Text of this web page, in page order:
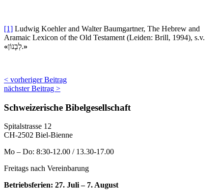
[1] Ludwig Koehler and Walter Baumgartner, The Hebrew and
Aramaic Lexicon of the Old Testament (Leiden: Brill, 1994), s.v.
«
לְבָנוֹן.»
< vorheriger Beitrag
nächster Beitrag >
Schweizerische Bibelgesellschaft
Spitalstrasse 12
CH-2502 Biel-Bienne
Mo – Do: 8:30-12.00 / 13.30-17.00
Freitags nach Vereinbarung
Betriebsferien: 27. Juli – 7. August